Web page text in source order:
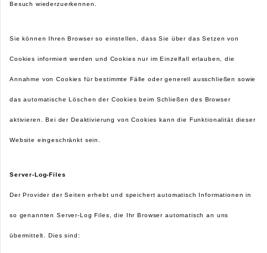
Besuch wiederzuerkennen.
Sie können Ihren Browser so einstellen, dass Sie über das Setzen von
Cookies informiert werden und Cookies nur im Einzelfall erlauben, die
Annahme von Cookies für bestimmte Fälle oder generell ausschließen sowie
das automatische Löschen der Cookies beim Schließen des Browser
aktivieren. Bei der Deaktivierung von Cookies kann die Funktionalität dieser
Website eingeschränkt sein.
Server-Log-Files
Der Provider der Seiten erhebt und speichert automatisch Informationen in
so genannten Server-Log Files, die Ihr Browser automatisch an uns
übermittelt. Dies sind: